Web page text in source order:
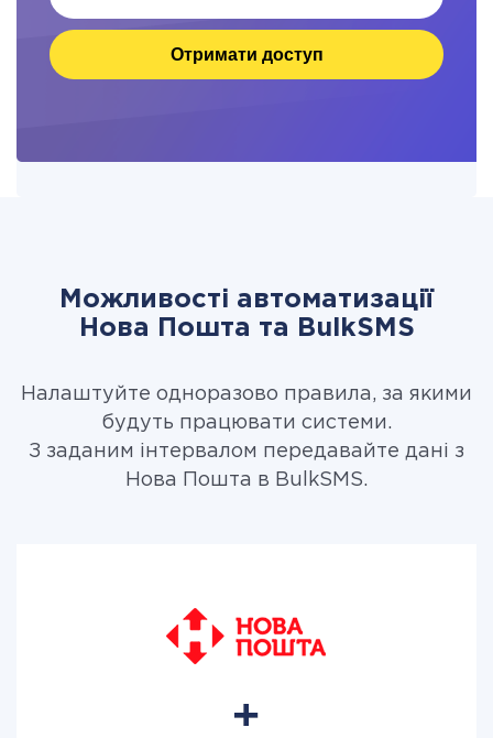
Отримати доступ
Можливості автоматизації
Нова Пошта та BulkSMS
Налаштуйте одноразово правила, за якими
будуть працювати системи.
З заданим інтервалом передавайте дані з
Нова Пошта в BulkSMS.